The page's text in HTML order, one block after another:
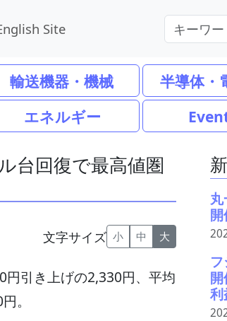
Site
輸送機器・機械 半導体・
エネルギー
台回復で最高値圏
文字サイズ 小 中 大
円引き上げの2,330円、平均
。
利